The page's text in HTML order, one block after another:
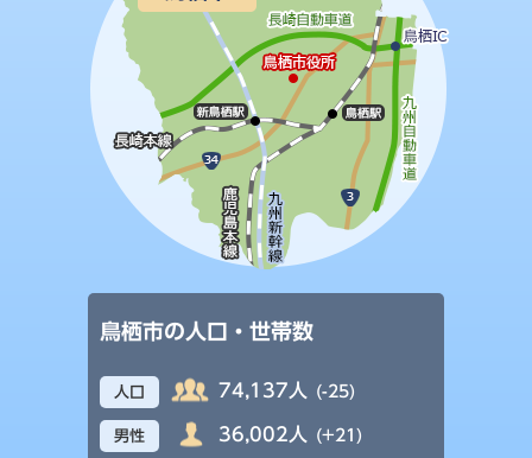
鳥栖市の人口・世帯数
人口 74,137人 (-25)
男性 36,002人 (+21)